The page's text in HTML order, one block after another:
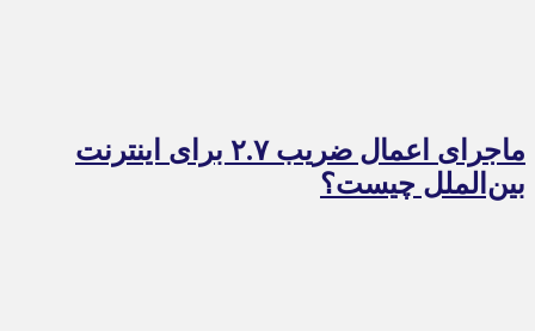
ماجرای اعمال ضریب ۲.۷ برای اینترنت
بین‌الملل چیست؟